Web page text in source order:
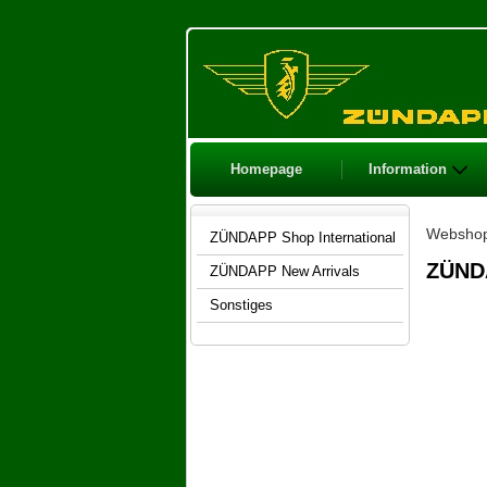
Homepage Information
ZÜNDAPP Shop International
ZÜNDAPP New Arrivals
Sonstiges